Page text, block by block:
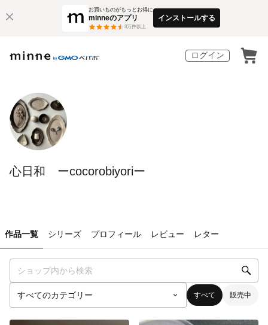
お買いものがもっとお得に
minneのアプリ
3万件以上
インストールする
ログイン
心日和 ーcocorobiyoriー
作品一覧 シリーズ プロフィール レビュー レター
すべて 販売中